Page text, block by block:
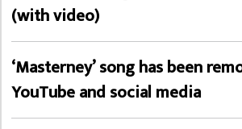
(with video)
‘Masterney’ song has been
YouTube and social media